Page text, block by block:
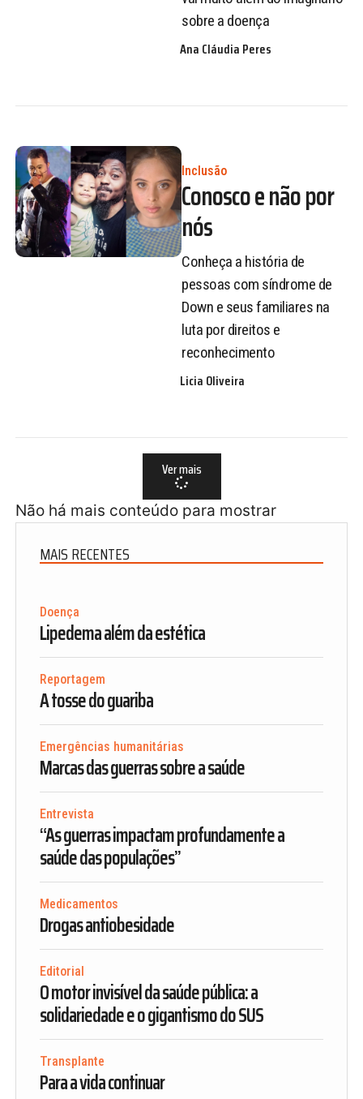
sobre a doença
Ana Cláudia Peres
Inclusão
Conosco e não por
nós
Conheça a história de
pessoas com síndrome de
Down e seus familiares na
luta por direitos e
reconhecimento
Licia Oliveira
Ver mais
Não há mais conteúdo para mostrar
MAIS RECENTES
Doença
Lipedema além da estética
Reportagem
A tosse do guariba
Emergências humanitárias
Marcas das guerras sobre a saúde
Entrevista
“As guerras impactam profundamente a
saúde das populações”
Medicamentos
Drogas antiobesidade
Editorial
O motor invisível da saúde pública: a
solidariedade e o gigantismo do SUS
Transplante
Para a vida continuar